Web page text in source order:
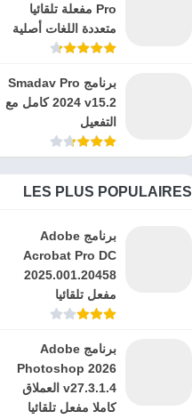
Pro مفعلة تلقائيا
متعددة اللغات أصلية
برنامج Smadav Pro
2024 v15.2 كامل مع
التفعيل
LES PLUS POPULAIRES
برنامج Adobe
Acrobat Pro DC
2025.001.20458
مفعل تلقائيا
برنامج Adobe
Photoshop 2026
v27.3.1.4 العملاق
كاملا مفعل تلقائيا